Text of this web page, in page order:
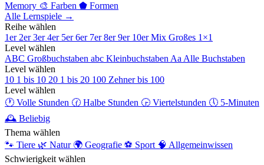
Memory 🎨 Farben ⬟ Formen
Alle Lernspiele →
Reihe wählen
1er 2er3er4er 5er6er 7er8er9er 10erMix Großes 1×1
Level wählen
ABC Großbuchstaben abc Kleinbuchstaben Aa Alle Buchstaben
Level wählen
10 1 bis 10 20 1 bis 20 100 Zehner bis 100
Level wählen
🕐 Volle Stunden 🕜 Halbe Stunden 🕞 Viertelstunden 🕔 5-Minuten
🕰️ Beliebig
Thema wählen
🐾 Tiere 🌿 Natur 🌍 Geografie ⚽ Sport 🧠 Allgemeinwissen
Schwierigkeit wählen